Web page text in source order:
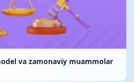
va zamonaviy muammolar